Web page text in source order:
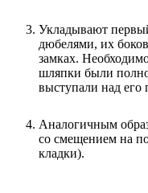
Укладывают
дюбелями, их
замках.
шляпки были
выступали над его
Аналогичным
со смещением на
кладки).